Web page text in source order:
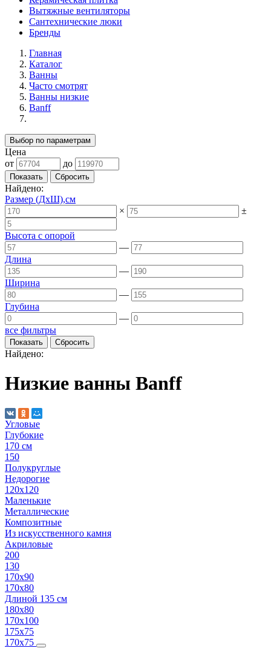
Вытяжные вентиляторы
Сантехнические люки
Бренды
Главная
Каталог
Ванны
Часто смотрят
Ванны низкие
Banff
Выбор по параметрам
Цена
от
до
Найдено:
Размер (ДхШ),см
×
±
Высота с опорой
—
Длина
—
Ширина
—
Глубина
—
все фильтры
Найдено:
Низкие ванны Banff
Угловые
Глубокие
170 см
150
Полукруглые
Недорогие
120х120
Маленькие
Металлические
Композитные
Из искусственного камня
Акриловые
200
130
170х90
170х80
Длиной 135 см
180х80
170х100
175х75
170х75